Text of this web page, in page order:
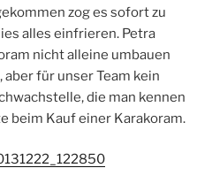
zog es sofort zu
alles einfrieren. Petra
nicht alleine umbauen
aber für unser Team kein
die man kennen
beim Kauf einer Karakoram.